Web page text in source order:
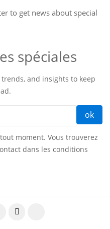
to get news about special
spéciales
and insights to keep
moment. Vous trouverez
dans les conditions